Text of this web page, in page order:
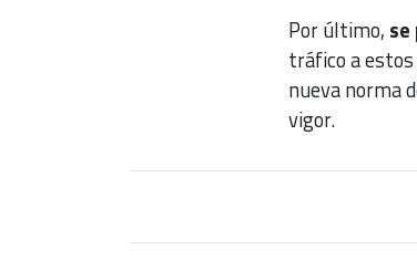
Por último,
tráfico a
nueva norma
vigor.